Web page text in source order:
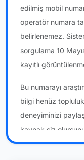
edilmiş mobil
operatör numara
belirlenemez.
sorgulama 10
kayıtlı
Bu numarayı
bilgi henüz
deneyiminizi
kaynak siz